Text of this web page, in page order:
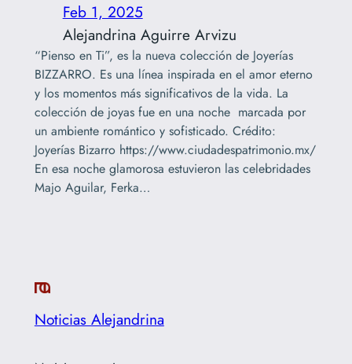
Feb 1, 2025
Alejandrina Aguirre Arvizu
“Pienso en Ti”, es la nueva colección de Joyerías
BIZZARRO. Es una línea inspirada en el amor eterno
y los momentos más significativos de la vida. La
colección de joyas fue en una noche marcada por
un ambiente romántico y sofisticado. Crédito:
Joyerías Bizarro https://www.ciudadespatrimonio.mx/
En esa noche glamorosa estuvieron las celebridades
Majo Aguilar, Ferka…
Noticias Alejandrina